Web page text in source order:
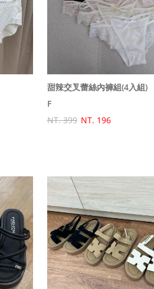
甜辣交叉蕾絲內褲組(4入組)
F
NT. 399 NT. 196